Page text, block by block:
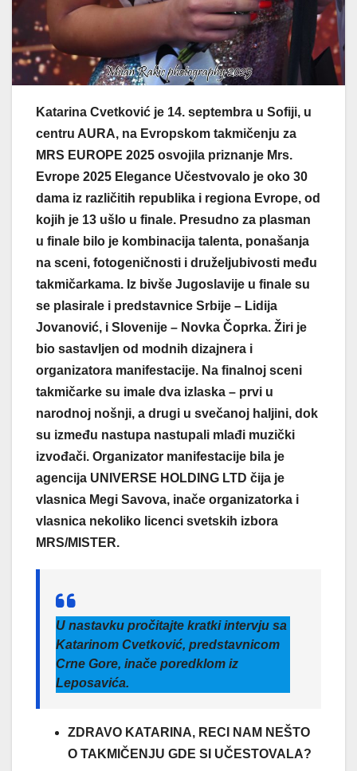
Katarina Cvetković je 14. septembra u Sofiji, u
centru AURA, na Evropskom takmičenju za
MRS EUROPE 2025 osvojila priznanje Mrs.
Evrope 2025 Elegance Učestvovalo je oko 30
dama iz različitih republika i regiona Evrope, od
kojih je 13 ušlo u finale. Presudno za plasman
u finale bilo je kombinacija talenta, ponašanja
na sceni, fotogeničnosti i druželjubivosti među
takmičarkama. Iz bivše Jugoslavije u finale su
se plasirale i predstavnice Srbije – Lidija
Jovanović, i Slovenije – Novka Čoprka. Žiri je
bio sastavljen od modnih dizajnera i
organizatora manifestacije. Na finalnoj sceni
takmičarke su imale dva izlaska – prvi u
narodnoj nošnji, a drugi u svečanoj haljini, dok
su između nastupa nastupali mlađi muzički
izvođači. Organizator manifestacije bila je
agencija UNIVERSE HOLDING LTD čija je
vlasnica Megi Savova, inače organizatorka i
vlasnica nekoliko licenci svetskih izbora
MRS/MISTER.
U nastavku pročitajte kratki intervju sa
Katarinom Cvetković, predstavnicom
Crne Gore, inače poredklom iz
Leposavića.
ZDRAVO KATARINA, RECI NAM NEŠTO
O TAKMIČENJU GDE SI UČESTOVALA?